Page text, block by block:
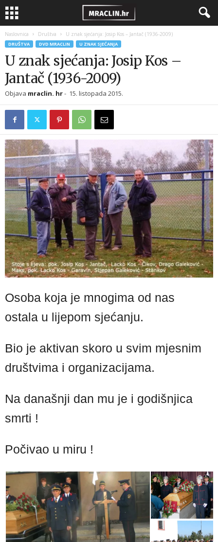
Naslovnica Društva U znak sjećanja: Josip Kos – Jantač (1936-2009)
DRUŠTVA DVD MRACLIN U ZNAK SJEĆANJA
U znak sjećanja: Josip Kos –
Jantač (1936-2009)
Objava mraclin. hr- 15. listopada 2015.
Osoba koja je mnogima od nas
ostala u lijepom sjećanju.
Bio je aktivan skoro u svim mjesnim
društvima i organizacijama.
Na današnji dan mu je i godišnjica
smrti !
Počivao u miru !